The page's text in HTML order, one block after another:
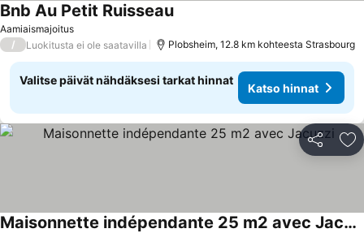
Aamiaismajoitus
Bnb Au Petit Ruisseau
/ Luokitusta ei ole saatavilla Plobsheim, 12.8 km kohteesta Strasbourg
Valitse päivät nähdäksesi tarkat hinnat
Katso hinnat
Jaa
Maisonnette indépendante 25 m2 avec Jacuzzi